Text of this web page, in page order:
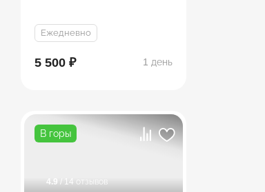
Ежедневно
5 500 ₽ 1 день
В горы
4.9 / 14 отзывов